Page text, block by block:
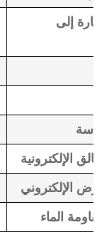
إلى
الإلكترونية
الإلكتروني
الماء